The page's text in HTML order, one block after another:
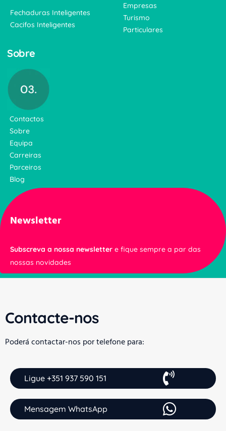
Fechaduras Inteligentes
Cacifos Inteligentes
Empresas
Turismo
Particulares
Sobre
Contactos
Sobre
Equipa
Carreiras
Parceiros
Blog
Newsletter
Subscreva a nossa newsletter e fique sempre a par das
nossas novidades
Contacte-nos
Poderá contactar-nos por telefone para:
Ligue +351 937 590 151
Mensagem WhatsApp